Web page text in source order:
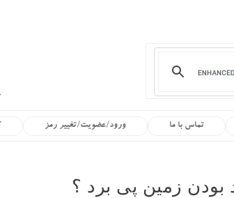
ورود/عضویت/تغییر رمز تماس با ما
بودن زمین پی برد ؟